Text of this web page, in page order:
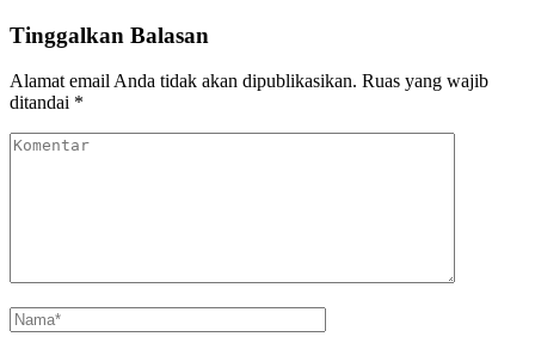
Tinggalkan Balasan
Alamat email Anda tidak akan dipublikasikan. Ruas yang wajib
ditandai *
Komentar
Nama*